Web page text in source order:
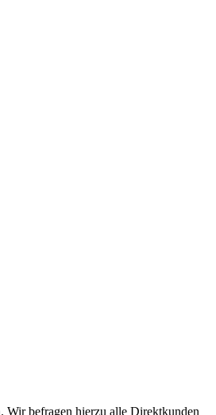
Wir befragen hierzu alle Direktkunden